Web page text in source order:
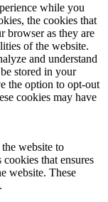
while you
the cookies that
browser as they are
of the website.
and understand
stored in your
the option to opt-out
cookies may have
website to
that ensures
website. These